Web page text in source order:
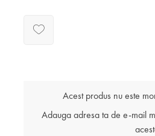
Acest produs nu este
Adauga adresa ta de e-mail